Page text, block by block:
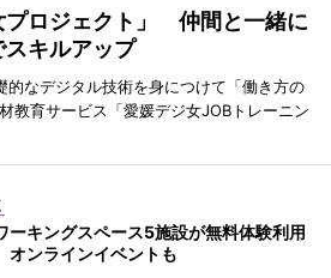
プロジェクト」 仲間と一緒に
キルアップ
的なデジタル技術を身につけて「働き方の
教育サービス「愛媛デジ女JOBトレーニン
ーキングスペース5施設が無料体験利用
ンラインイベントも